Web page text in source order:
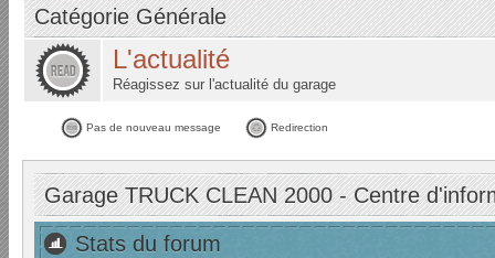
Catégorie Générale
L'actualité
Réagissez sur l'actualité du garage
Pas de nouveau message Redirection
Garage TRUCK CLEAN 2000 - Centre
Stats du forum